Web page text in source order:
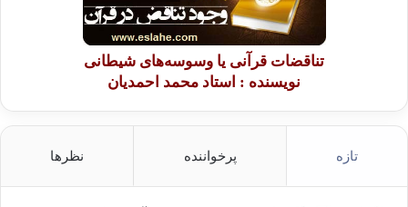
تناقضات قرآنی یا وسوسه‌های شیطانی
نویسنده : استاد محمد احمدیان
تازه پرخواننده نظرها